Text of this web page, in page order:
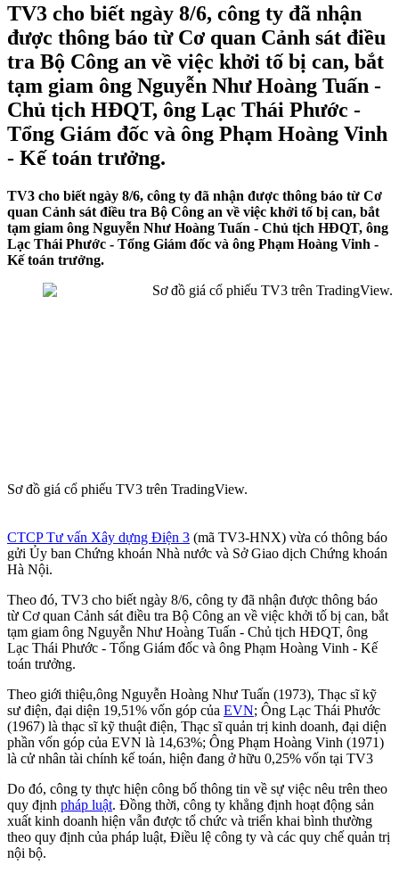
TV3 cho biết ngày 8/6, công ty đã nhận
được thông báo từ Cơ quan Cảnh sát điều
tra Bộ Công an về việc khởi tố bị can, bắt
tạm giam ông Nguyễn Như Hoàng Tuấn -
Chủ tịch HĐQT, ông Lạc Thái Phước -
Tổng Giám đốc và ông Phạm Hoàng Vinh
- Kế toán trưởng.
TV3 cho biết ngày 8/6, công ty đã nhận được thông báo từ Cơ
quan Cảnh sát điều tra Bộ Công an về việc khởi tố bị can, bắt
tạm giam ông Nguyễn Như Hoàng Tuấn - Chủ tịch HĐQT, ông
Lạc Thái Phước - Tổng Giám đốc và ông Phạm Hoàng Vinh -
Kế toán trưởng.
Sơ đồ giá cổ phiếu TV3 trên TradingView.
CTCP Tư vấn Xây dựng Điện 3 (mã TV3-HNX) vừa có thông báo
gửi Ủy ban Chứng khoán Nhà nước và Sở Giao dịch Chứng khoán
Hà Nội.
Theo đó, TV3 cho biết ngày 8/6, công ty đã nhận được thông báo
từ Cơ quan Cảnh sát điều tra Bộ Công an về việc khởi tố bị can, bắt
tạm giam ông Nguyễn Như Hoàng Tuấn - Chủ tịch HĐQT, ông
Lạc Thái Phước - Tổng Giám đốc và ông Phạm Hoàng Vinh - Kế
toán trưởng.
Theo giới thiệu,ông Nguyễn Hoàng Như Tuấn (1973), Thạc sĩ kỹ
sư điện, đại diện 19,51% vốn góp của EVN; Ông Lạc Thái Phước
(1967) là thạc sĩ kỹ thuật điện, Thạc sĩ quản trị kinh doanh, đại diện
phần vốn góp của EVN là 14,63%; Ông Phạm Hoàng Vinh (1971)
là cử nhân tài chính kế toán, hiện đang ở hữu 0,25% vốn tại TV3
Do đó, công ty thực hiện công bố thông tin về sự việc nêu trên theo
quy định pháp luật. Đồng thời, công ty khẳng định hoạt động sản
xuất kinh doanh hiện vẫn được tổ chức và triển khai bình thường
theo quy định của pháp luật, Điều lệ công ty và các quy chế quản trị
nội bộ.